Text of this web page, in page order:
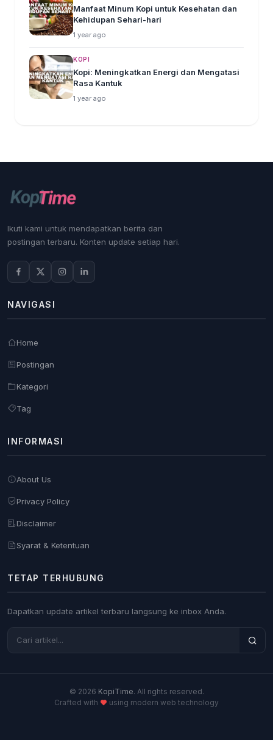
Manfaat Minum Kopi untuk Kesehatan dan
Kehidupan Sehari-hari
1 year ago
KOPI
Kopi: Meningkatkan Energi dan Mengatasi
Rasa Kantuk
1 year ago
Ikuti kami untuk mendapatkan berita dan
postingan terbaru. Konten update setiap hari.
NAVIGASI
Home
Postingan
Kategori
Tag
INFORMASI
About Us
Privacy Policy
Disclaimer
Syarat & Ketentuan
TETAP TERHUBUNG
Dapatkan update artikel terbaru langsung ke inbox Anda.
© 2026 KopiTime. All rights reserved.
Crafted with
using modern web technology